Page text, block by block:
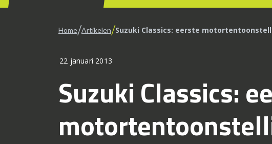
Home/Artikelen/Suzuki Classics: eerste
22 januari 2013
Suzuki Classics: